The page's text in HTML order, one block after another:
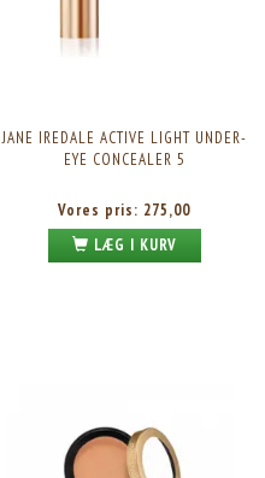
JANE IREDALE ACTIVE LIGHT UNDER-
EYE CONCEALER 5
Vores pris: 275,00
LÆG I KURV